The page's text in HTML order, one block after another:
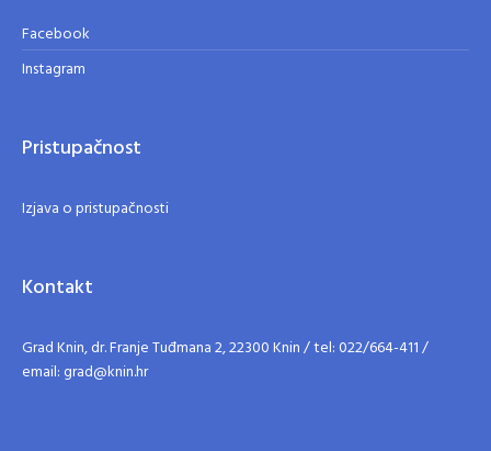
Facebook
Instagram
Pristupačnost
Izjava o pristupačnosti
Kontakt
Grad Knin, dr. Franje Tuđmana 2, 22300 Knin / tel: 022/664-411 /
email: grad@knin.hr